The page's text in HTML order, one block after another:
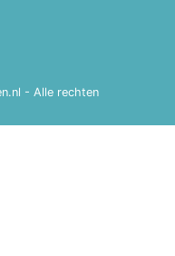
- Alle rechten